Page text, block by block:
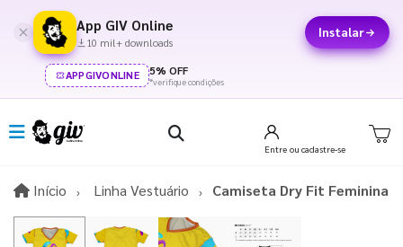
App GIV Online
10 mil+ downloads
Instalar
APPGIVONLINE 5% OFF
*verifique condições
Entre ou cadastre-se
Início InícioLinha Vestuário Camiseta Dry Fit Feminina